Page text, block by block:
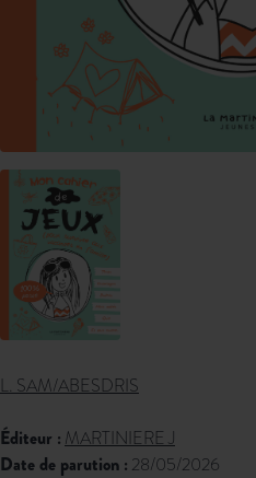
L. SAM/ABESDRIS
Éditeur : MARTINIERE J
Date de parution : 28/05/2026